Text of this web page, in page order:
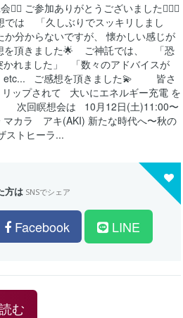
🧘‍♀️ ご参加ありがとうございました🙇‍♀️✨
では ⁡ ⁡ ⁡ 「久しぶりでスッキリしまし
か分からないですが、 懐かしい感じが
を頂きました🌟 ⁡ ⁡ ⁡ ご神託では、 ⁡ ⁡ ⁡ 「恐
れました」 ⁡ ⁡ 「数々のアドバイスが
etc... ⁡ ⁡ ご感想を頂きました💫 ⁡ ⁡ ⁡ 皆さ
ップされて ⁡ ⁡ 大いにエネルギー充電 を
次回瞑想会は ⁡ ⁡ 10月12日(土)11:00〜
マカラ アキ(AKI) 新たな時代へ〜秋の
ストヒーラ...
方は SNSでシェア
Facebook LINE
む